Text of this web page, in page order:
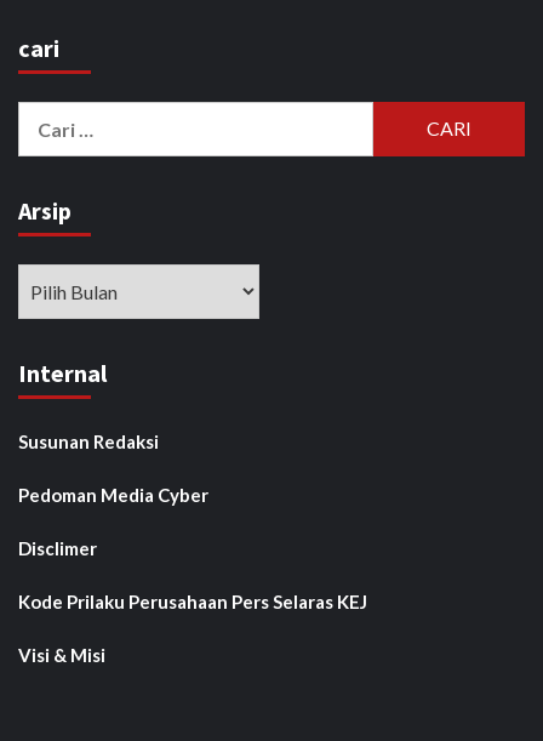
cari
Arsip
Internal
Susunan Redaksi
Pedoman Media Cyber
Disclimer
Kode Prilaku Perusahaan Pers Selaras KEJ
Visi & Misi